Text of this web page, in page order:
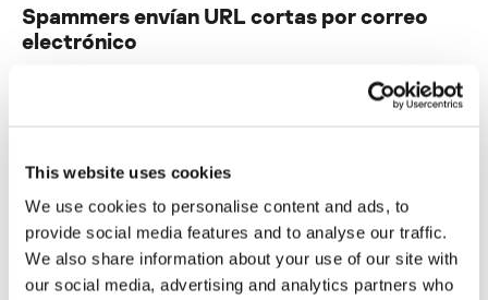
This website uses cookies
We use cookies to personalise content and ads, to
provide social media features and to analyse our traffic.
We also share information about your use of our site with
our social media, advertising and analytics partners who
Spammers envían URL cortas por correo
electrónico
Su dirección de correo electrónico no será publicada. Los
Nombre* Correo electrónico *